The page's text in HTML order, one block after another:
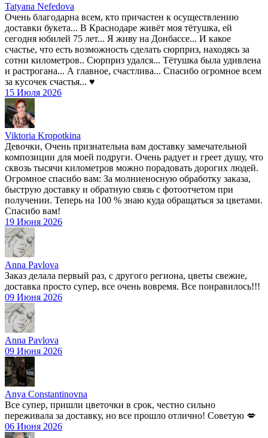
Tatyana Nefedova
Очень благодарна всем, кто причастен к осуществлению
доставки букета... В Краснодаре живёт моя тётушка, ей
сегодня юбилей 75 лет... Я живу на Донбассе... И какое
счастье, что есть возможность сделать сюрприз, находясь за
сотни километров.. Сюрприз удался... Тётушка была удивлена
и растрогана... А главное, счастлива... Спасибо огромное всем
за кусочек счастья... ♥️
15 Июля 2026
Viktoria Kropotkina
Девочки, Очень признательна вам доставку замечательной
композиции для моей подруги. Очень радует и греет душу, что
сквозь тысячи километров можно порадовать дорогих людей.
Огромное спасибо вам: За молниеносную обработку заказа,
быструю доставку и обратную связь с фотоотчетом при
получении. Теперь на 100 % знаю куда обращаться за цветами.
Спасибо вам!
19 Июня 2026
Anna Pavlova
Заказ делала первый раз, с другого региона, цветы свежие,
доставка просто супер, все очень вовремя. Все понравилось!!!
09 Июня 2026
Anna Pavlova
09 Июня 2026
Anya Constantinovna
Все супер, пришли цветочки в срок, честно сильно
переживала за доставку, но все прошло отлично! Советую 💋
06 Июня 2026